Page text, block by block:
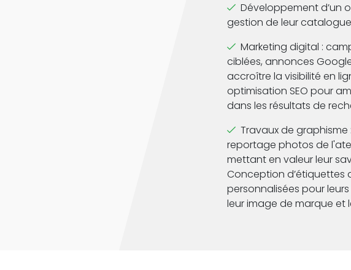
Développement d’un
gestion de leur
Marketing digital :
ciblées, annonces
accroître la visibilité en
optimisation SEO pour
dans les résultats de
Travaux de graphisme
reportage photos de
mettant en valeur leur
Conception d’étiquettes
personnalisées pour
leur image de marque et